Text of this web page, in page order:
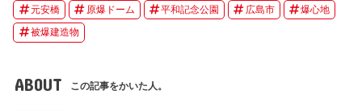
元安橋 原爆ドーム 平和記念公園 広島市 爆心地
被爆建造物
ABOUT この記事をかいた人。